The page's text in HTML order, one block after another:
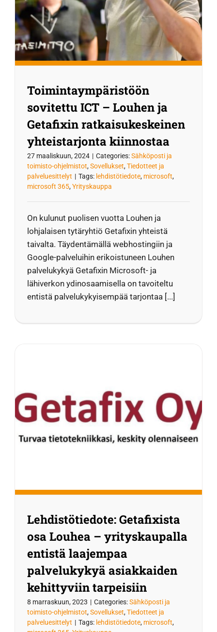
Toimintaympäristöön
sovitettu ICT – Louhen ja
Getafixin ratkaisukeskeinen
yhteistarjonta kiinnostaa
27 maaliskuun, 2024 | Categories:Sähköposti ja
toimisto-ohjelmistot,Sovellukset,Tiedotteet ja
palveluesittelyt | Tags: lehdistötiedote, microsoft,
microsoft 365,Yrityskauppa
On kulunut puolisen vuotta Louhen ja
lohjalaisen tytäryhtiö Getafixin yhteistä
taivalta. Täydentämällä webhostingiin ja
Google-palveluihin erikoistuneen Louhen
palvelukykyä Getafixin Microsoft- ja
lähiverkon ydinosaamisella on tavoiteltu
entistä palvelukykyisempää tarjontaa [...]
Lehdistötiedote: Getafixista
osa Louhea – yrityskaupalla
entistä laajempaa
palvelukykyä asiakkaiden
kehittyviin tarpeisiin
8 marraskuun, 2023 | Categories:Sähköposti ja
toimisto-ohjelmistot,Sovellukset,Tiedotteet ja
palveluesittelyt | Tags: lehdistötiedote, microsoft,